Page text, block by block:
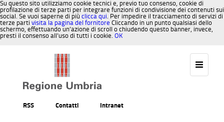
Su questo sito utilizziamo cookie tecnici e, previo tuo consenso, cookie di
profilazione di terze parti per integrare funzioni di condivisione dei contenuti sui
social. Se vuoi saperne di più clicca qui. Per impedire il tracciamento di servizi di
terze parti visita la pagina del fornitore Cliccando in un punto qualsiasi dello
schermo, effettuando un’azione di scroll o chiudendo questo banner, invece,
presti il consenso all’uso di tutti i cookie. OK
RSS Contatti Intranet